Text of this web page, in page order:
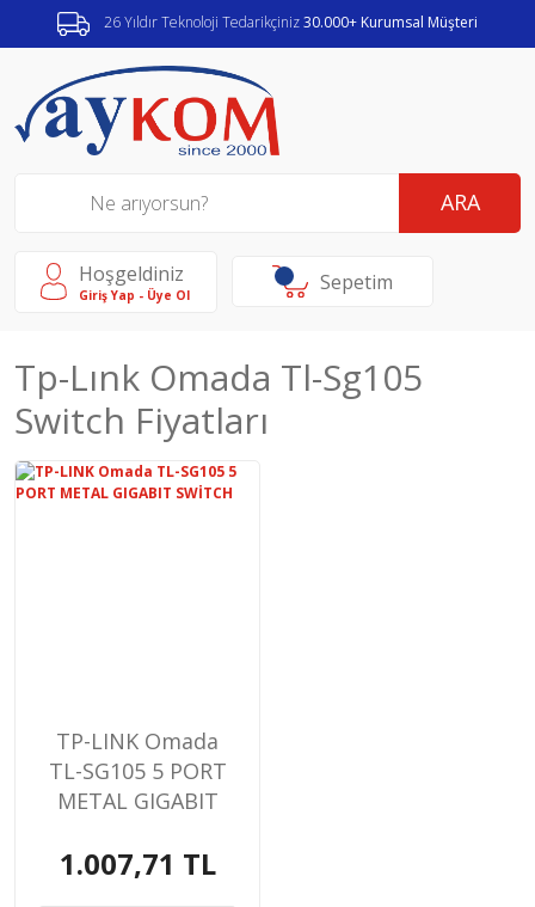
26 Yıldır Teknoloji Tedarikçiniz30.000+ Kurumsal Müşteri
ARA
Hoşgeldiniz
Giriş Yap - Üye Ol Sepetim
Tp-Lınk Omada Tl-Sg105
Switch Fiyatları
TP-LINK Omada
TL-SG105 5 PORT
METAL GIGABIT
1.007,71 TL